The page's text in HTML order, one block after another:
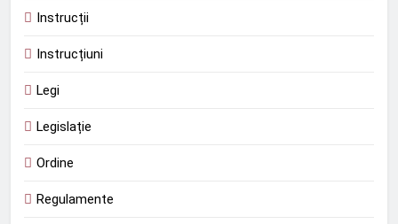
Instrucții
Instrucțiuni
Legi
Legislație
Ordine
Regulamente